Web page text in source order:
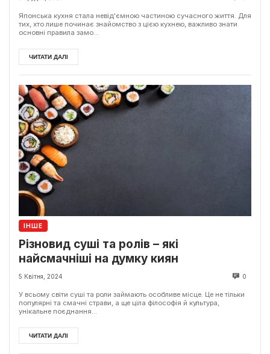
Японська кухня стала невід'ємною частиною сучасного життя. Для
тих, хто лише починає знайомство з цією кухнею, важливо знати
основні правила замо...
ЧИТАТИ ДАЛІ
ІНШЕ
Різновид суші та ролів – які
найсмачніші на думку киян
5 Квітня, 2024 0
У всьому світи суші та роли займають особливе місце. Це не тільки
популярні та смачні страви, а ще ціла філософія й культура,
унікальне поєднання...
ЧИТАТИ ДАЛІ